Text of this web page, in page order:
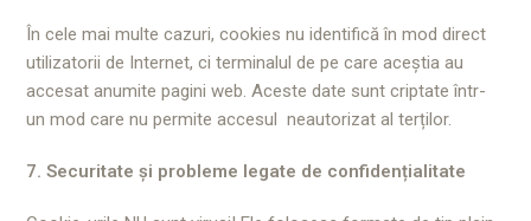
În cele mai multe cazuri, cookies nu identifică în mod direct
utilizatorii de Internet, ci terminalul de pe care aceștia au
accesat anumite pagini web. Aceste date sunt criptate într-
un mod care nu permite accesul neautorizat al terților.
7. Securitate și probleme legate de confidențialitate